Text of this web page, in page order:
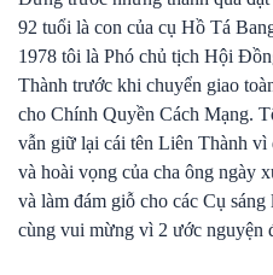
92 tuổi là con của cụ Hồ Tá
1978 tôi là Phó chủ tịch Hội
Thành trước khi chuyển giao
cho Chính Quyền Cách Mạng.
vẫn giữ lại cái tên Liên Thành vì
và hoài vọng của cha ông ngày
và làm đám giỗ cho các Cụ
cùng vui mừng vì 2 ước nguyện